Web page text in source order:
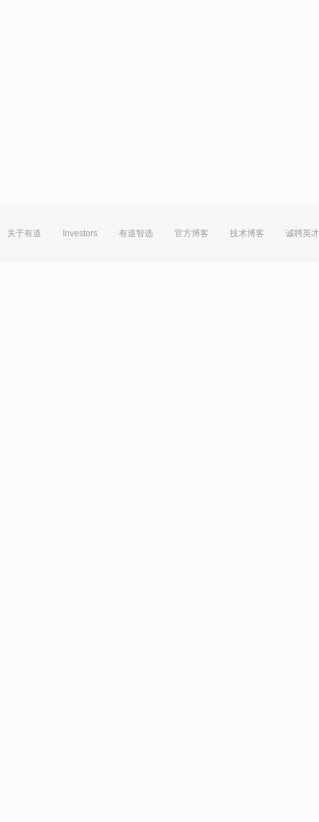
关于有道 Investors 有道智选 官方博客 技术博客 诚聘英才